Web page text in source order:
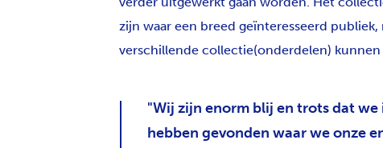
zijn waar een breed geïnteresseerd
verschillende collectie(onderdelen)
Wij zijn enorm blij en trots dat
hebben gevonden waar we onze